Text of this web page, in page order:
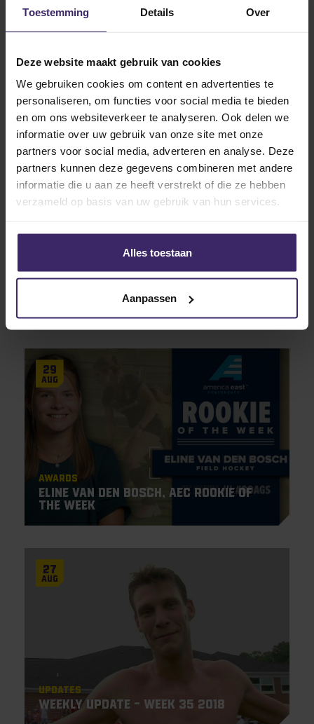
Toestemming Details Over
Deze website maakt gebruik van cookies
We gebruiken cookies om content en advertenties te
personaliseren, om functies voor social media te bieden
en om ons websiteverkeer te analyseren. Ook delen we
informatie over uw gebruik van onze site met onze
partners voor social media, adverteren en analyse. Deze
partners kunnen deze gegevens combineren met andere
informatie die u aan ze heeft verstrekt of die ze hebben
verzameld op basis van uw gebruik van hun services.
Alles toestaan
Aanpassen
Interviews
Het leven van Eline van den Bosch
als ‘Aggie’!
10
Sep
Weekly Update – Week 37 2018
29
Aug
Awards
Eline van den Bosch, AEC Rookie of
the Week
27
Aug
Updates
Weekly Update – Week 35 2018